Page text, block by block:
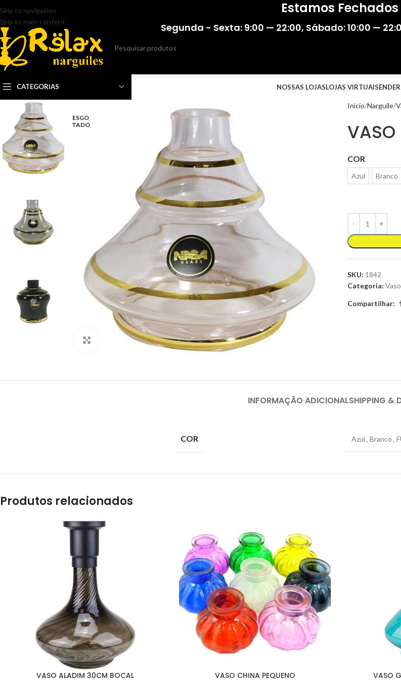
Skip to navigation
Skip to main content
Estamos Fechados
Segunda - Sexta: 9:00 — 22:00, Sábado: 10:00 —
CATEGORIAS NOSSAS LOJASLOJAS VIRTUAIS
ESGO
TADO
Clique para ampliar
Início Narguile
VASO
COR
Azul Branco
SKU: 1842
Categoria: Vaso
Compartilhar:
INFORMAÇÃO ADICIONALSHIPPING &
COR Azul , Branco ,
Produtos relacionados
VASO ALADIM 30CM BOCAL VASO CHINA PEQUENO VASO